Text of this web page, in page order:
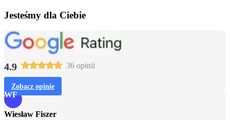
Jesteśmy dla Ciebie
4.9 36 opinii
Zobacz opinie
WF
Wiesław Fiszer